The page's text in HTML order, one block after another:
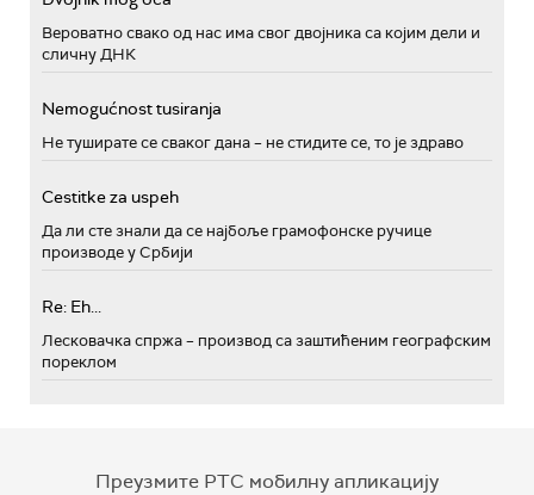
Вероватно свако од нас има свог двојника са којим дели и
сличну ДНК
Nemogućnost tusiranja
Не туширате се сваког дана – не стидите се, то је здраво
Cestitke za uspeh
Да ли сте знали да се најбоље грамофонске ручице
производе у Србији
Re: Eh...
Лесковачка спржа – производ са заштићеним географским
пореклом
Преузмите РТС мобилну апликацију